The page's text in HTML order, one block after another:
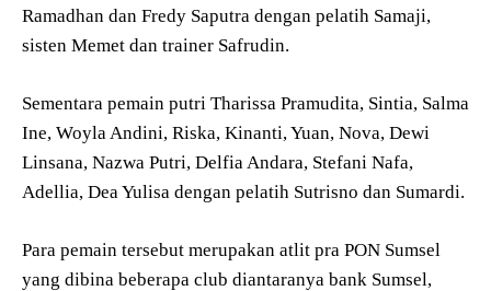
Ramadhan dan Fredy Saputra dengan pelatih Samaji,
sisten Memet dan trainer Safrudin.
Sementara pemain putri Tharissa Pramudita, Sintia, Salma
Ine, Woyla Andini, Riska, Kinanti, Yuan, Nova, Dewi
Linsana, Nazwa Putri, Delfia Andara, Stefani Nafa,
Adellia, Dea Yulisa dengan pelatih Sutrisno dan Sumardi.
Para pemain tersebut merupakan atlit pra PON Sumsel
yang dibina beberapa club diantaranya bank Sumsel,